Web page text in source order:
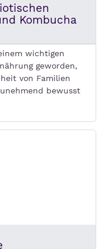
Kombucha
wichtigen
geworden,
von Familien
bewusst